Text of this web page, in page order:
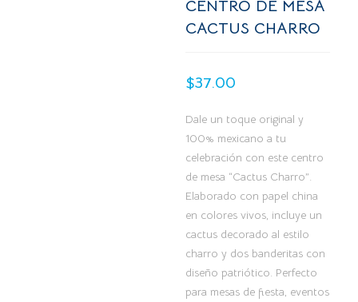
CENTRO DE MESA
CACTUS CHARRO
$37.00
Dale un toque original y
100% mexicano a tu
celebración con este centro
de mesa “Cactus Charro”.
Elaborado con papel china
en colores vivos, incluye un
cactus decorado al estilo
charro y dos banderitas con
diseño patriótico. Perfecto
para mesas de fiesta, eventos